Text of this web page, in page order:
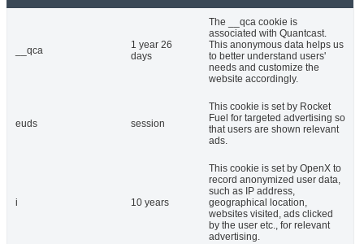
__qca
1 year 26
days
The __qca cookie is
associated with Quantcast.
This anonymous data helps us
to better understand users'
needs and customize the
website accordingly.
euds session
This cookie is set by Rocket
Fuel for targeted advertising so
that users are shown relevant
ads.
i 10 years
This cookie is set by OpenX to
record anonymized user data,
such as IP address,
geographical location,
websites visited, ads clicked
by the user etc., for relevant
advertising.